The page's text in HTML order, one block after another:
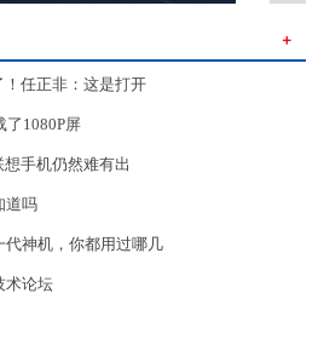
＋
！任正非：这是打开
了1080P屏
手机仍然难有出
道吗
神机，你都用过哪几
术论坛